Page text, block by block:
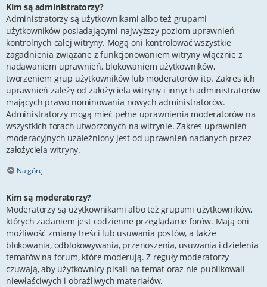
Kim są administratorzy?
Administratorzy są użytkownikami albo też grupami
użytkowników posiadającymi najwyższy poziom uprawnień
kontrolnych całej witryny. Mogą oni kontrolować wszystkie
zagadnienia związane z funkcjonowaniem witryny włącznie z
nadawaniem uprawnień, blokowaniem użytkowników,
tworzeniem grup użytkowników lub moderatorów itp. Zakres ich
uprawnień zależy od założyciela witryny i innych administratorów
mających prawo nominowania nowych administratorów.
Administratorzy mogą mieć pełne uprawnienia moderatorów na
wszystkich forach utworzonych na witrynie. Zakres uprawnień
moderacyjnych uzależniony jest od uprawnień nadanych przez
założyciela witryny.
Na górę
Kim są moderatorzy?
Moderatorzy są użytkownikami albo też grupami użytkowników,
których zadaniem jest codzienne przeglądanie forów. Mają oni
możliwość zmiany treści lub usuwania postów, a także
blokowania, odblokowywania, przenoszenia, usuwania i dzielenia
tematów na forum, które moderują. Z reguły moderatorzy
czuwają, aby użytkownicy pisali na temat oraz nie publikowali
niewłaściwych i obraźliwych materiałów.